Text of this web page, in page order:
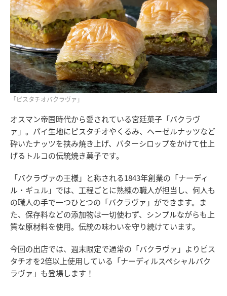
「ピスタチオバクラヴァ」
オスマン帝国時代から愛されている宮廷菓子「バクラヴ
ァ」。パイ生地にピスタチオやくるみ、ヘーゼルナッツなど
砕いたナッツを挟み焼き上げ、バターシロップをかけて仕上
げるトルコの伝統焼き菓子です。
「バクラヴァの王様」と称される1843年創業の「ナーディ
ル・ギュル」では、工程ごとに熟練の職人が担当し、何人も
の職人の手で一つひとつの「バクラヴァ」ができます。ま
た、保存料などの添加物は一切使わず、シンプルながらも上
質な原材料を使用。伝統の味わいを守り続けています。
今回の出店では、週末限定で通常の「バクラヴァ」よりピス
タチオを2倍以上使用している「ナーディルスペシャルバク
ラヴァ」も登場します！